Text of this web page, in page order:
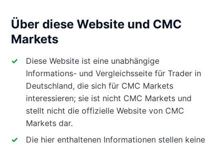
Über diese Website und CMC
Markets
Diese Website ist eine unabhängige
Informations- und Vergleichsseite für Trader in
Deutschland, die sich für CMC Markets
interessieren; sie ist nicht CMC Markets und
stellt nicht die offizielle Website von CMC
Markets dar.
Die hier enthaltenen Informationen stellen keine